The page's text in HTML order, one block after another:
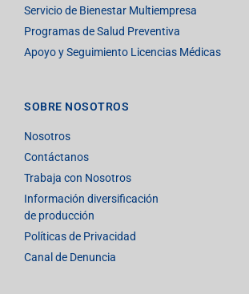
Servicio de Bienestar Multiempresa
Programas de Salud Preventiva
Apoyo y Seguimiento Licencias Médicas
SOBRE NOSOTROS
Nosotros
Contáctanos
Trabaja con Nosotros
Información diversificación
de producción
Políticas de Privacidad
Canal de Denuncia